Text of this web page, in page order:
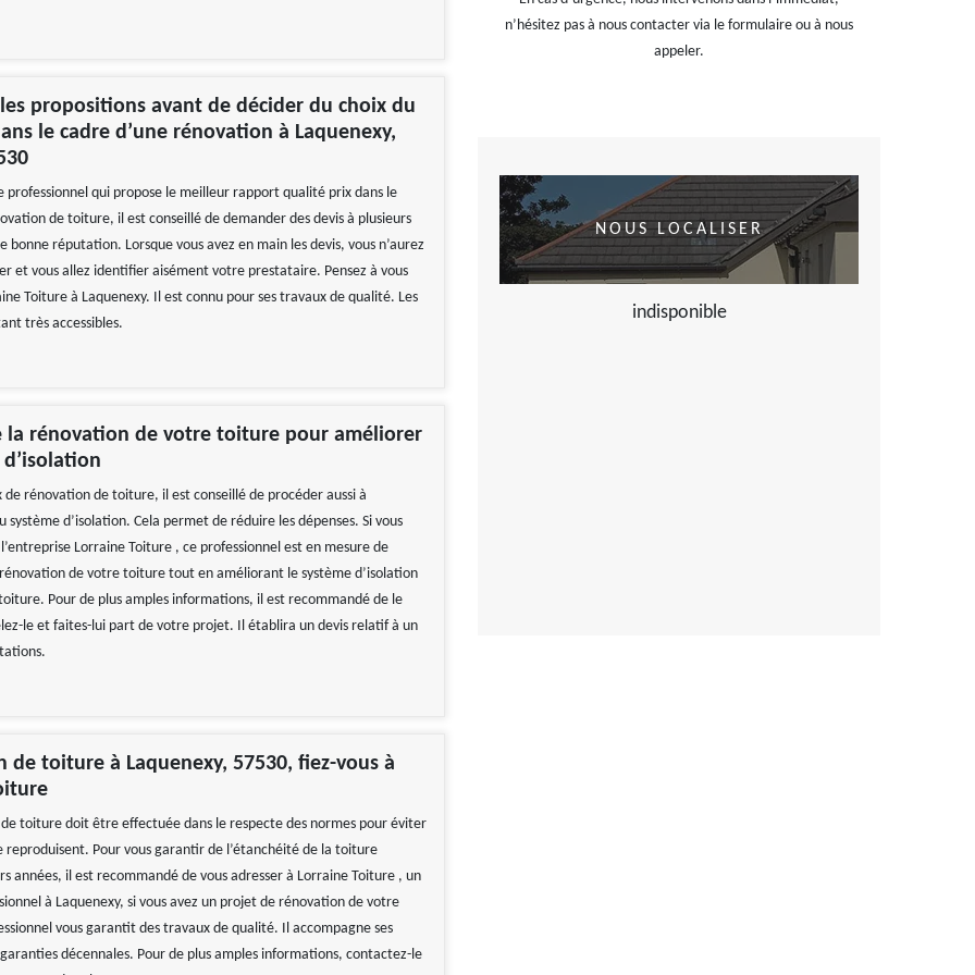
propositions avant de décider du choix du
le cadre d’une rénovation à Laquenexy,
professionnel qui propose le meilleur rapport qualité prix dans le
de toiture, il est conseillé de demander des devis à plusieurs
bonne réputation. Lorsque vous avez en main les devis, vous n’aurez
et vous allez identifier aisément votre prestataire. Pensez à vous
Toiture à Laquenexy. Il est connu pour ses travaux de qualité. Les
très accessibles.
la rénovation de votre toiture pour améliorer
de rénovation de toiture, il est conseillé de procéder aussi à
système d’isolation. Cela permet de réduire les dépenses. Si vous
Lorraine Toiture , ce professionnel est en mesure de
de votre toiture tout en améliorant le système d’isolation
Pour de plus amples informations, il est recommandé de le
le et faites-lui part de votre projet. Il établira un devis relatif à un
de toiture à Laquenexy, 57530, fiez-vous à
toiture doit être effectuée dans le respecte des normes pour éviter
reproduisent. Pour vous garantir de l’étanchéité de la toiture
années, il est recommandé de vous adresser à Lorraine Toiture , un
à Laquenexy, si vous avez un projet de rénovation de votre
vous garantit des travaux de qualité. Il accompagne ses
décennales. Pour de plus amples informations, contactez-le
n’hésitez pas à nous contacter via le formulaire ou à nous
appeler.
NOUS LOCALISER
indisponible